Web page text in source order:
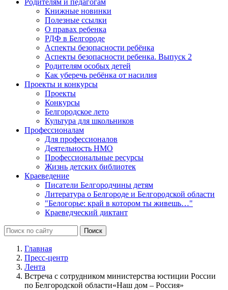
Книжные новинки
Полезные ссылки
О правах ребенка
РДФ в Белгороде
Аспекты безопасности ребёнка
Аспекты безопасности ребенка. Выпуск 2
Родителям особых детей
Как уберечь ребёнка от насилия
Проекты и конкурсы
Проекты
Конкурсы
Белгородское лето
Культура для школьников
Профессионалам
Для профессионалов
Деятельность НМО
Профессиональные ресурсы
Жизнь детских библиотек
Краеведение
Писатели Белгородчины детям
Литература о Белгороде и Белгородской области
"Белогорье: край в котором ты живешь…"
Краеведческий диктант
Главная
Пресс-центр
Лента
Встреча с сотрудником министерства юстиции России
по Белгородской области«Наш дом – Россия»